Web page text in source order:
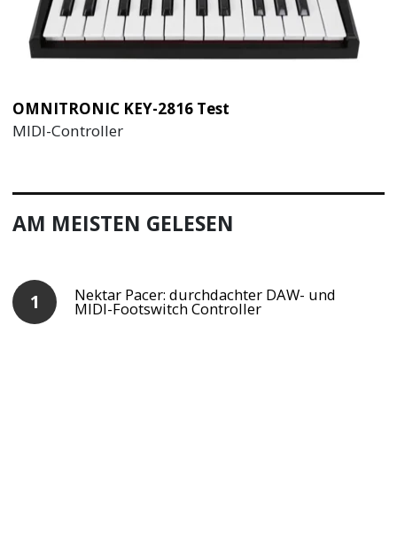
OMNITRONIC KEY-2816 Test
MIDI-Controller
AM MEISTEN GELESEN
Nektar Pacer: durchdachter DAW- und
MIDI-Footswitch Controller